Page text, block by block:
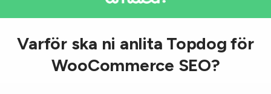
Varför ska ni anlita Topdog för
WooCommerce SEO?